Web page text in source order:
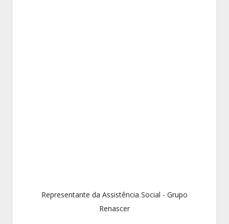
Representante da Assistência Social - Grupo
Renascer